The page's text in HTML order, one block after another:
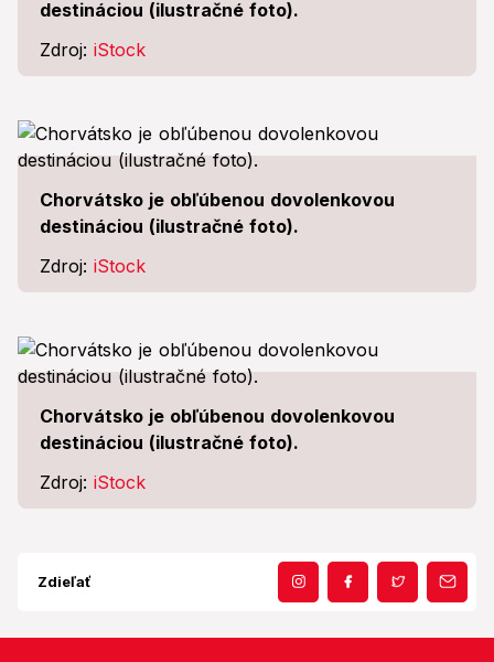
destináciou (ilustračné foto).
Zdroj: iStock
Chorvátsko je obľúbenou dovolenkovou
destináciou (ilustračné foto).
Zdroj: iStock
Chorvátsko je obľúbenou dovolenkovou
destináciou (ilustračné foto).
Zdroj: iStock
Zdieľať